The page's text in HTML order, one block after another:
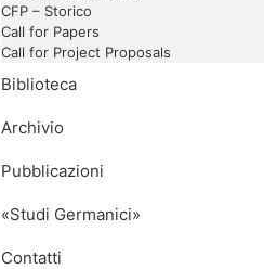
CFP – Storico
Call for Papers
Call for Project Proposals
Biblioteca
Archivio
Pubblicazioni
«Studi Germanici»
Contatti